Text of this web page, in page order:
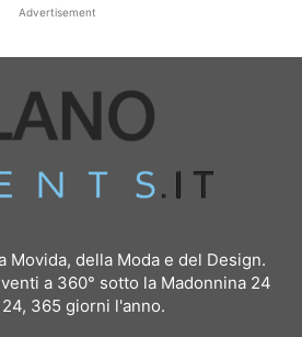
Advertisement
Movida, della Moda e del Design.
a 360° sotto la Madonnina 24
365 giorni l'anno.